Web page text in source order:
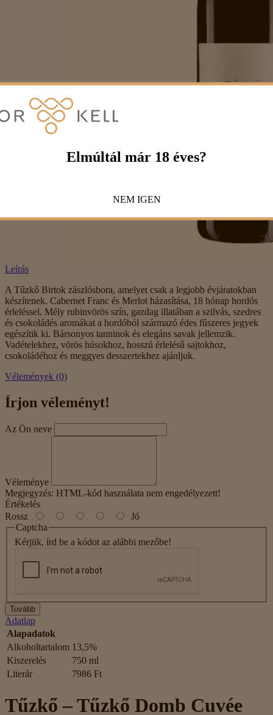
Leírás
A Tűzkő Birtok zászlósbora, amelyet csak a legjobb évjáratokban
készítenek. Cabernet Franc és Merlot házasítása, 18 hónap hordós
érleléssel. Mély rubinvörös szín, gazdag illatában a szilvás, szedres
és csokoládés aromákat a hordóból származó édes fűszeres jegyek
egészítik ki. Bársonyos tanninok és elegáns savak jellemzik.
Vadételekhez, vörös húsokhoz, hosszú érlelésű sajtokhoz,
csokoládéhoz és meggyes desszertekhez ajánljuk.
Vélemények (0)
Írjon véleményt!
Az Ön neve
Véleménye
Megjegyzés: HTML-kód használata nem engedélyezett!
Értékelés
Rossz
Jó
Captcha
Kérjük, írd be a kódot az alábbi mezőbe!
Tovább
Adatlap
Alapadatok
Alkoholtartalom 13,5%
Kiszerelés
750 ml
Literár
7986 Ft
Tűzkő – Tűzkő Domb Cuvée
Elmúltál már 18 éves?
NEM IGEN